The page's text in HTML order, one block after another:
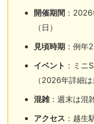
開催期間 ：
（日）
見頃時期 ：例年
イベント ：ミニ
（2026年詳細は
混雑：週末は混
アクセス ：越生